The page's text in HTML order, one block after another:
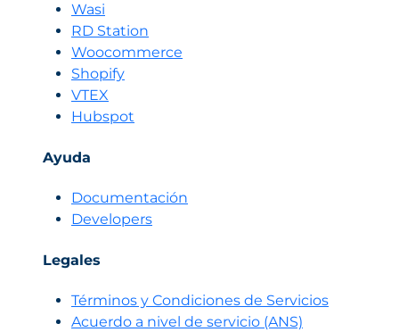
Wasi
RD Station
Woocommerce
Shopify
VTEX
Hubspot
Ayuda
Documentación
Developers
Legales
Términos y Condiciones de Servicios
Acuerdo a nivel de servicio (ANS)